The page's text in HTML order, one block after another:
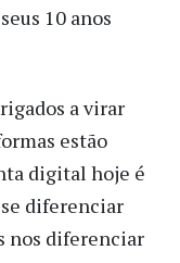
10 anos
a virar
estão
digital hoje é
diferenciar
nos diferenciar